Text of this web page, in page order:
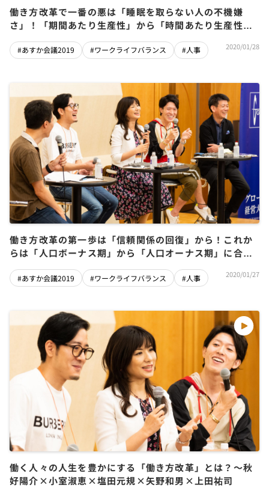
働き方改革で一番の悪は「睡眠を取らない人の不機嫌
さ」！「期間あたり生産性」から「時間あたり生産性」
#あすか会議2019 #ワークライフバランス #人事 2020/01/28
働き方改革の第一歩は「信頼関係の回復」から！これか
らは「人口ボーナス期」から「人口オーナス期」に合っ
#あすか会議2019 #ワークライフバランス #人事 2020/01/27
働く人々の人生を豊かにする「働き方改革」とは？～秋
好陽介×小室淑恵×塩田元規×矢野和男×上田祐司